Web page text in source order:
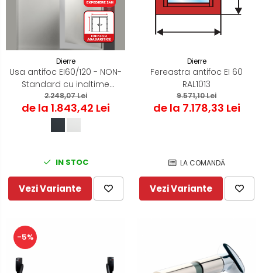
Dierre
Usa antifoc EI60/120 - NON-
Standard cu inaltime
1800/2400/2650 mm
2.248,07 Lei
de la 1.843,42 Lei
IN STOC
Vezi Variante
Dierre
Fereastra antifoc EI 60
RAL1013
9.571,10 Lei
de la 7.178,33 Lei
LA COMANDĂ
Vezi Variante
-5%